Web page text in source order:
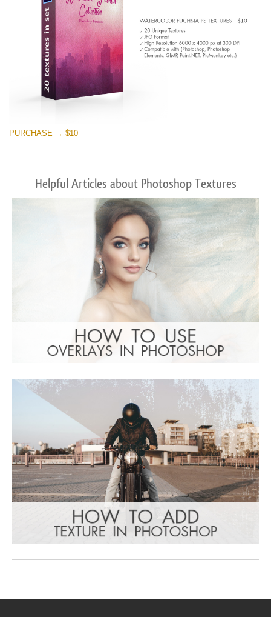
PURCHASE → $10
Helpful Articles about Photoshop Textures